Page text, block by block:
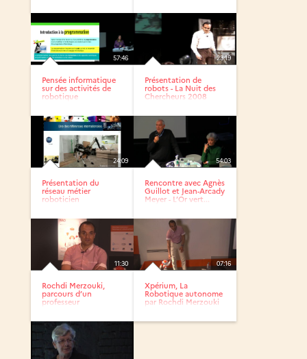
57:46
Pensée informatique
sur des activités de
robotique
23:19
Présentation de
robots - La Nuit des
Chercheurs 2008
24:09
Présentation du
réseau métier
roboticien
54:03
Rencontre avec Agnès
Guillot et Jean-Arcady
Meyer - L’Or vert...
11:30
Rochdi Merzouki,
parcours d’un
professeur
07:16
Xpérium, La
Robotique autonome
par Rochdi Merzouki